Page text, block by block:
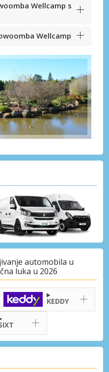
Wellcamp s
Wellcamp
automobila u
luka u 2026
KEDDY